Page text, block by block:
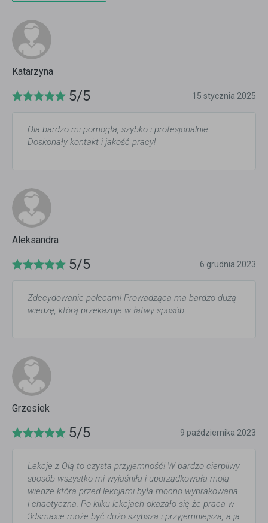
Katarzyna
5/5 15 stycznia 2025
Ola bardzo mi pomogła, szybko i profesjonalnie.
Doskonały kontakt i jakość pracy!
Aleksandra
5/5 6 grudnia 2023
Zdecydowanie polecam! Prowadząca ma bardzo dużą
wiedzę, którą przekazuje w łatwy sposób.
Grzesiek
5/5 9 października 2023
Lekcje z Olą to czysta przyjemność! W bardzo cierpliwy
sposób wszystko mi wyjaśniła i uporządkowała moją
wiedze która przed lekcjami była mocno wybrakowana
i chaotyczna. Po kilku lekcjach okazało się że praca w
3dsmaxie może być dużo szybsza i przyjemniejsza, a ja